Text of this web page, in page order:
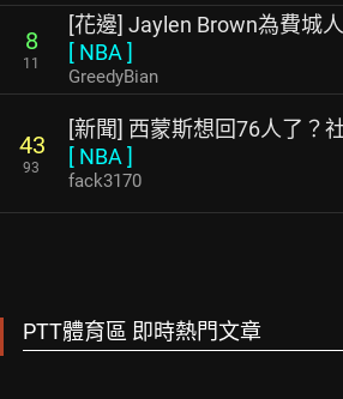
8
11
[花邊] Jaylen Brown為費城
[ NBA ]
GreedyBian
43
93
[新聞] 西蒙斯想回76人了？
[ NBA ]
fack3170
PTT體育區 即時熱門文章